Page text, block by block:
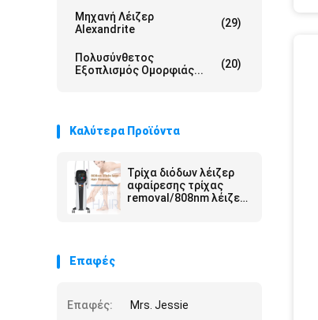
Μηχανή Λέιζερ
Alexandrite
(29)
Πολυσύνθετος
Εξοπλισμός Ομορφιάς...
(20)
Καλύτερα Προϊόντα
Τρίχα διόδων λέιζερ
αφαίρεσης τρίχας
removal/808nm λέιζερ
Επαφές
Επαφές:
Mrs. Jessie